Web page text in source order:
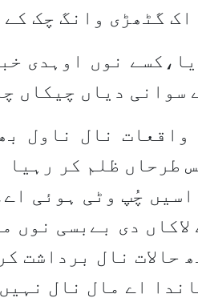
گٹھڑی وانگ چک کے
نوں اوہدی
سوانی دیاں چیکاں
واقعات نال ناول
طرحاں ظلم کر رہیا
چُپ وٹی ہوئی
دی بےبسی
حالات نال برداشت
اے مال نال